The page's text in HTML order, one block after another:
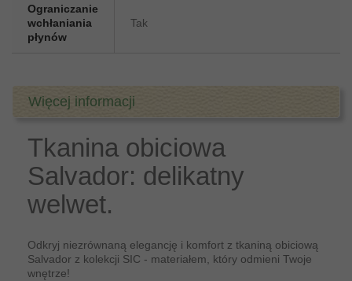
Ograniczanie
wchłaniania
płynów
Tak
Więcej informacji
Tkanina obiciowa
Salvador: delikatny
welwet.
Odkryj niezrównaną elegancję i komfort z tkaniną obiciową
Salvador z kolekcji SIC - materiałem, który odmieni Twoje
wnętrze!